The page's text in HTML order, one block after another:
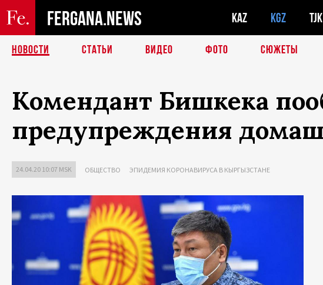
FERGANA.NEWS KAZ KGZ TJK
НОВОСТИ СТАТЬИ ВИДЕО ФОТО СЮЖЕТЫ
Комендант Бишкека
предупреждения
24.04.20 10:07 MSK ОБЩЕСТВО ЭПИДЕМИЯ КОРОНАВИРУСА В КЫРГЫЗСТАНЕ